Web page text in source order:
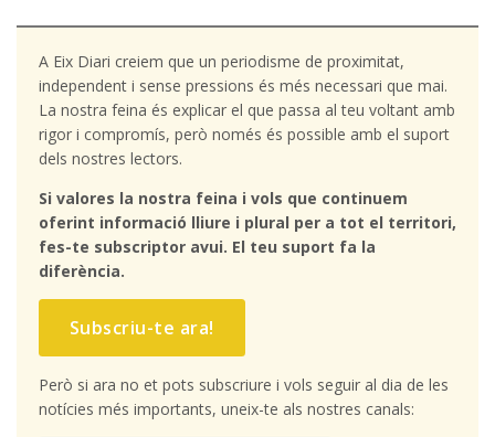
A Eix Diari creiem que un periodisme de proximitat,
independent i sense pressions és més necessari que mai.
La nostra feina és explicar el que passa al teu voltant amb
rigor i compromís, però només és possible amb el suport
dels nostres lectors.
Si valores la nostra feina i vols que continuem
oferint informació lliure i plural per a tot el territori,
fes-te subscriptor avui. El teu suport fa la
diferència.
Subscriu-te ara!
Però si ara no et pots subscriure i vols seguir al dia de les
notícies més importants, uneix-te als nostres canals: